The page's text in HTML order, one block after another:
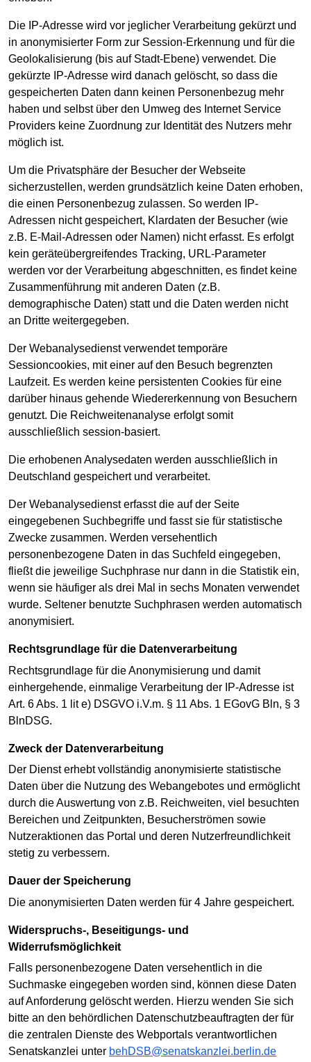
Die IP-Adresse wird vor jeglicher Verarbeitung gekürzt und
in anonymisierter Form zur Session-Erkennung und für die
Geolokalisierung (bis auf Stadt-Ebene) verwendet. Die
gekürzte IP-Adresse wird danach gelöscht, so dass die
gespeicherten Daten dann keinen Personenbezug mehr
haben und selbst über den Umweg des Internet Service
Providers keine Zuordnung zur Identität des Nutzers mehr
möglich ist.
Um die Privatsphäre der Besucher der Webseite
sicherzustellen, werden grundsätzlich keine Daten erhoben,
die einen Personenbezug zulassen. So werden IP-
Adressen nicht gespeichert, Klardaten der Besucher (wie
z.B. E-Mail-Adressen oder Namen) nicht erfasst. Es erfolgt
kein geräteübergreifendes Tracking, URL-Parameter
werden vor der Verarbeitung abgeschnitten, es findet keine
Zusammenführung mit anderen Daten (z.B.
demographische Daten) statt und die Daten werden nicht
an Dritte weitergegeben.
Der Webanalysedienst verwendet temporäre
Sessioncookies, mit einer auf den Besuch begrenzten
Laufzeit. Es werden keine persistenten Cookies für eine
darüber hinaus gehende Wiedererkennung von Besuchern
genutzt. Die Reichweitenanalyse erfolgt somit
ausschließlich session-basiert.
Die erhobenen Analysedaten werden ausschließlich in
Deutschland gespeichert und verarbeitet.
Der Webanalysedienst erfasst die auf der Seite
eingegebenen Suchbegriffe und fasst sie für statistische
Zwecke zusammen. Werden versehentlich
personenbezogene Daten in das Suchfeld eingegeben,
fließt die jeweilige Suchphrase nur dann in die Statistik ein,
wenn sie häufiger als drei Mal in sechs Monaten verwendet
wurde. Seltener benutzte Suchphrasen werden automatisch
anonymisiert.
Rechtsgrundlage für die Datenverarbeitung
Rechtsgrundlage für die Anonymisierung und damit
einhergehende, einmalige Verarbeitung der IP-Adresse ist
Art. 6 Abs. 1 lit e) DSGVO i.V.m. § 11 Abs. 1 EGovG Bln, § 3
BlnDSG.
Zweck der Datenverarbeitung
Der Dienst erhebt vollständig anonymisierte statistische
Daten über die Nutzung des Webangebotes und ermöglicht
durch die Auswertung von z.B. Reichweiten, viel besuchten
Bereichen und Zeitpunkten, Besucherströmen sowie
Nutzeraktionen das Portal und deren Nutzerfreundlichkeit
stetig zu verbessern.
Dauer der Speicherung
Die anonymisierten Daten werden für 4 Jahre gespeichert.
Widerspruchs-, Beseitigungs- und
Widerrufsmöglichkeit
Falls personenbezogene Daten versehentlich in die
Suchmaske eingegeben worden sind, können diese Daten
auf Anforderung gelöscht werden. Hierzu wenden Sie sich
bitte an den behördlichen Datenschutzbeauftragten der für
die zentralen Dienste des Webportals verantwortlichen
Senatskanzlei unter behDSB@senatskanzlei.berlin.de